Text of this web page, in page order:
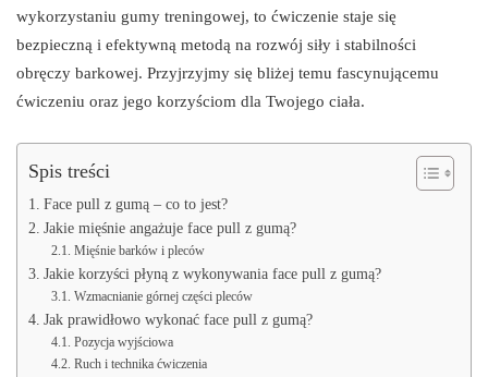
wykorzystaniu gumy treningowej, to ćwiczenie staje się
bezpieczną i efektywną metodą na rozwój siły i stabilności
obręczy barkowej. Przyjrzyjmy się bliżej temu fascynującemu
ćwiczeniu oraz jego korzyściom dla Twojego ciała.
Spis treści
Face pull z gumą – co to jest?
Jakie mięśnie angażuje face pull z gumą?
Mięśnie barków i pleców
Jakie korzyści płyną z wykonywania face pull z gumą?
Wzmacnianie górnej części pleców
Jak prawidłowo wykonać face pull z gumą?
Pozycja wyjściowa
Ruch i technika ćwiczenia